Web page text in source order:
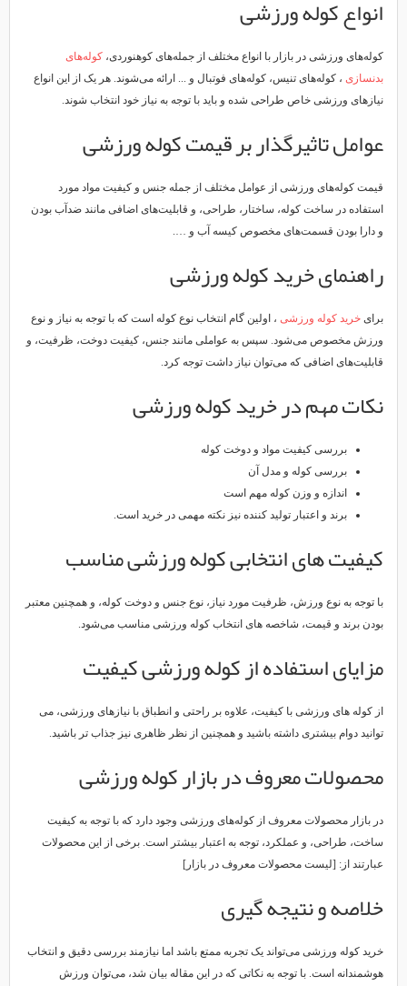
انواع کوله ورزشی
کوله‌های ورزشی در بازار با انواع مختلف از جمله‌های کوهنوردی، کوله‌های
بدنسازی ، کوله‌های تنیس، کوله‌های فوتبال و ... ارائه می‌شوند. هر یک از این انواع
نیازهای ورزشی خاص طراحی شده و باید با توجه به نیاز خود انتخاب شوند.
عوامل تاثیرگذار بر قیمت کوله ورزشی
قیمت کوله‌های ورزشی از عوامل مختلف از جمله جنس و کیفیت مواد مورد
استفاده در ساخت کوله، ساختار، طراحی، و قابلیت‌های اضافی مانند ضدآب بودن
و دارا بودن قسمت‌های مخصوص کیسه آب و ….
راهنمای خرید کوله ورزشی
برای خرید کوله ورزشی ، اولین گام انتخاب نوع کوله است که با توجه به نیاز و نوع
ورزش مخصوص می‌شود. سپس به عواملی مانند جنس، کیفیت دوخت، ظرفیت، و
قابلیت‌های اضافی که می‌توان نیاز داشت توجه کرد.
نکات مهم در خرید کوله ورزشی
بررسی کیفیت مواد و دوخت کوله
بررسی کوله و مدل آن
اندازه و وزن کوله مهم است
برند و اعتبار تولید کننده نیز نکته مهمی در خرید است.
کیفیت های انتخابی کوله ورزشی مناسب
با توجه به نوع ورزش، ظرفیت مورد نیاز، نوع جنس و دوخت کوله، و همچنین معتبر
بودن برند و قیمت، شاخصه های انتخاب کوله ورزشی مناسب می‌شود.
مزایای استفاده از کوله ورزشی کیفیت
از کوله های ورزشی با کیفیت، علاوه بر راحتی و انطباق با نیازهای ورزشی، می
توانید دوام بیشتری داشته باشید و همچنین از نظر ظاهری نیز جذاب تر باشید.
محصولات معروف در بازار کوله ورزشی
در بازار محصولات معروف از کوله‌های ورزشی وجود دارد که با توجه به کیفیت
ساخت، طراحی، و عملکرد، توجه به اعتبار بیشتر است. برخی از این محصولات
عبارتند از: [لیست محصولات معروف در بازار]
خلاصه و نتیجه گیری
خرید کوله ورزشی می‌تواند یک تجربه ممتع باشد اما نیازمند بررسی دقیق و انتخاب
هوشمندانه است. با توجه به نکاتی که در این مقاله بیان شد، می‌توان ورزش